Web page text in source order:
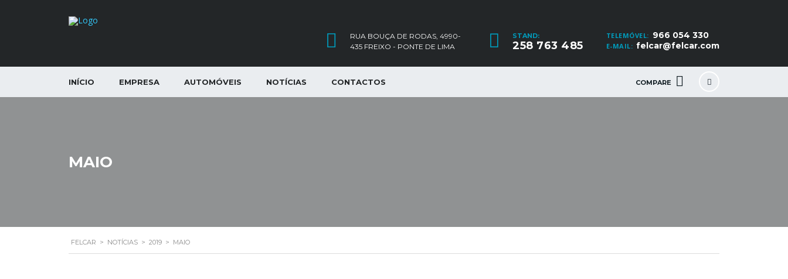
TELEMÓVEL: 966 054 330
E-MAIL: felcar@felcar.com
STAND:
258 763 485
RUA BOUÇA DE RODAS, 4990-
435 FREIXO - PONTE DE LIMA
COMPARE
INÍCIO EMPRESA AUTOMÓVEIS NOTÍCIAS CONTACTOS
MAIO
FELCAR > NOTÍCIAS > 2019 > MAIO